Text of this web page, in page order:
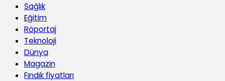
Sağlık
Eğitim
Röportaj
Teknoloji
Dünya
Magazin
Fındık fiyatları